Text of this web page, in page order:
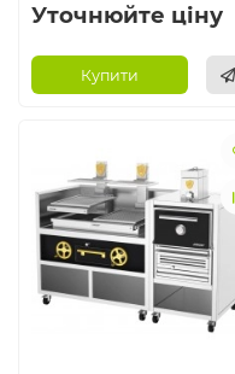
Уточнюйте ціну
Купити